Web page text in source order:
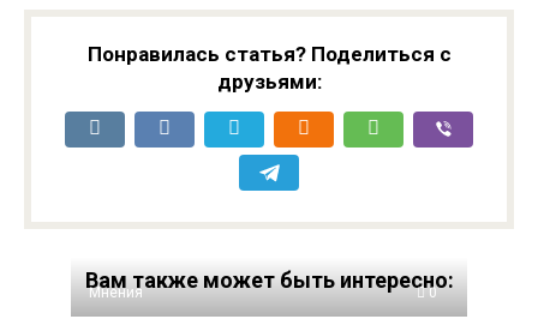
Понравилась статья? Поделиться с
друзьями:
Вам также может быть интересно:
Мнения 0